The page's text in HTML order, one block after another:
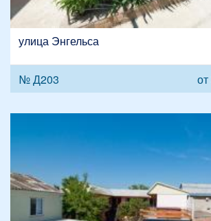
улица Энгельса
№ Д203 от